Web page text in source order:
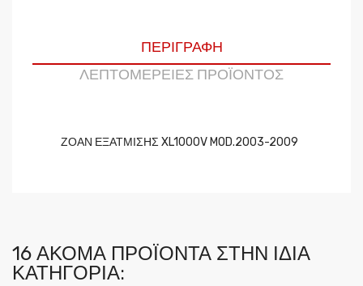
ΠΕΡΙΓΡΑΦΉ
ΛΕΠΤΟΜΈΡΕΙΕΣ ΠΡΟΪΌΝΤΟΣ
ΖΟΑΝ ΕΞΑΤΜΙΣΗΣ XL1000V MOD.2003-2009
16 ΑΚΌΜΑ ΠΡΟΪΌΝΤΑ ΣΤΗΝ ΊΔΙΑ
ΚΑΤΗΓΟΡΊΑ: